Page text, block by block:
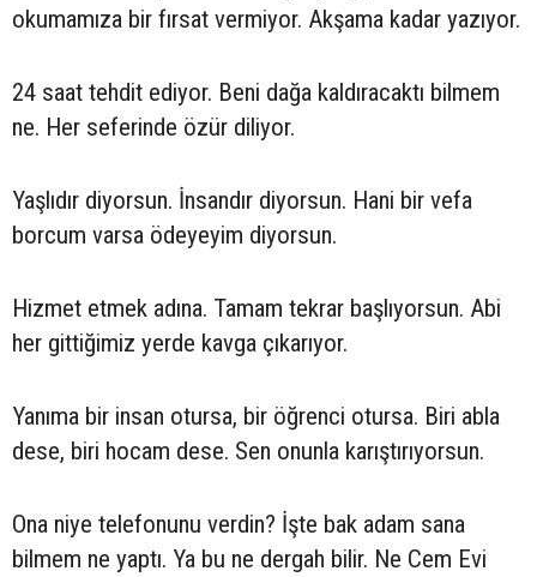
okumamıza bir fırsat vermiyor. Akşama kadar yazıyor.
24 saat tehdit ediyor. Beni dağa kaldıracaktı bilmem
ne. Her seferinde özür diliyor.
Yaşlıdır diyorsun. İnsandır diyorsun. Hani bir vefa
borcum varsa ödeyeyim diyorsun.
Hizmet etmek adına. Tamam tekrar başlıyorsun. Abi
her gittiğimiz yerde kavga çıkarıyor.
Yanıma bir insan otursa, bir öğrenci otursa. Biri abla
dese, biri hocam dese. Sen onunla karıştırıyorsun.
Ona niye telefonunu verdin? İşte bak adam sana
bilmem ne yaptı. Ya bu ne dergah bilir. Ne Cem Evi